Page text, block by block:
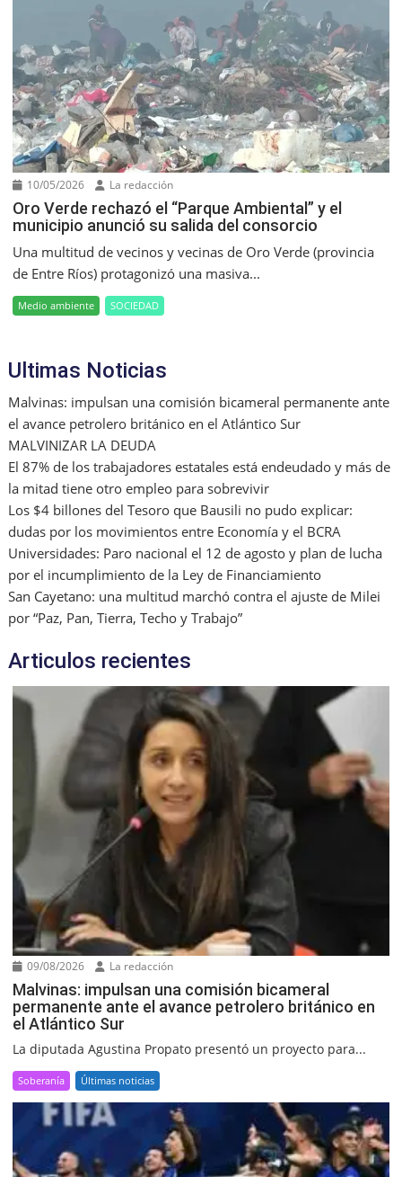
10/05/2026 La redacción
Oro Verde rechazó el “Parque Ambiental” y el
municipio anunció su salida del consorcio
Una multitud de vecinos y vecinas de Oro Verde (provincia
de Entre Ríos) protagonizó una masiva...
Medio ambiente SOCIEDAD
Ultimas Noticias
Malvinas: impulsan una comisión bicameral permanente ante
el avance petrolero británico en el Atlántico Sur
MALVINIZAR LA DEUDA
El 87% de los trabajadores estatales está endeudado y más de
la mitad tiene otro empleo para sobrevivir
Los $4 billones del Tesoro que Bausili no pudo explicar:
dudas por los movimientos entre Economía y el BCRA
Universidades: Paro nacional el 12 de agosto y plan de lucha
por el incumplimiento de la Ley de Financiamiento
San Cayetano: una multitud marchó contra el ajuste de Milei
por “Paz, Pan, Tierra, Techo y Trabajo”
Articulos recientes
09/08/2026 La redacción
Malvinas: impulsan una comisión bicameral
permanente ante el avance petrolero británico en
el Atlántico Sur
La diputada Agustina Propato presentó un proyecto para...
Soberanía Últimas noticias